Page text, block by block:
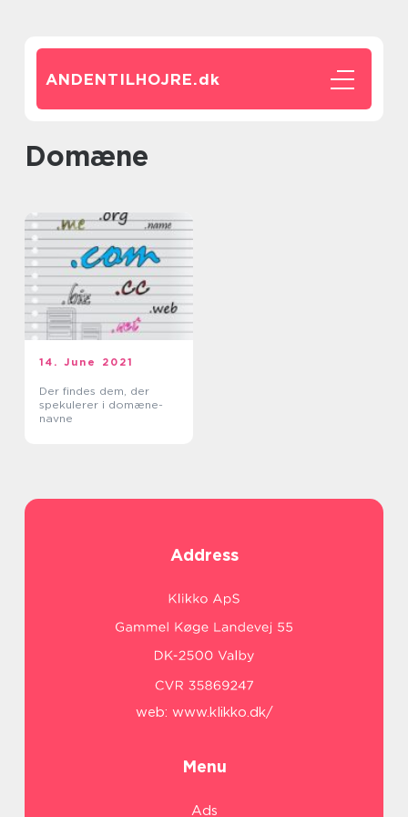
ANDENTILHOJRE.dk
domæne
14. June 2021
Der findes dem, der
spekulerer i domæne-
navne
Address
web: www.klikko.dk/
Menu
Ads